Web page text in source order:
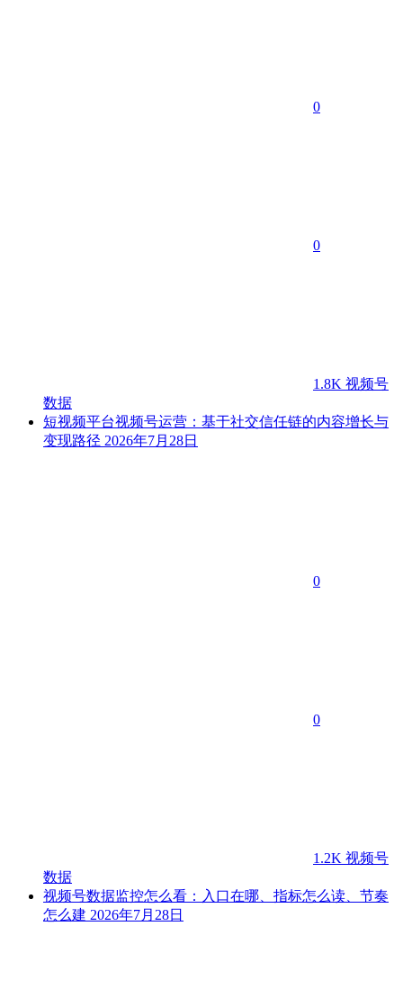
0
0
1.8K 视频号
数据
短视频平台视频号运营：基于社交信任链的内容增长与
变现路径 2026年7月28日
0
0
1.2K 视频号
数据
视频号数据监控怎么看：入口在哪、指标怎么读、节奏
怎么建 2026年7月28日